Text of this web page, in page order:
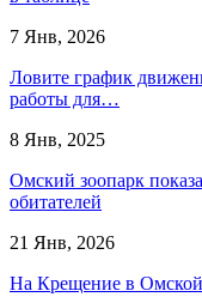
7 Янв, 2026
Ловите график
работы для…
8 Янв, 2025
Омский зоопарк
обитателей
21 Янв, 2026
На Крещение в